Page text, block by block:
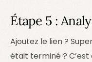
Étape 5 :
Ajoutez le lien ?
était terminé ?